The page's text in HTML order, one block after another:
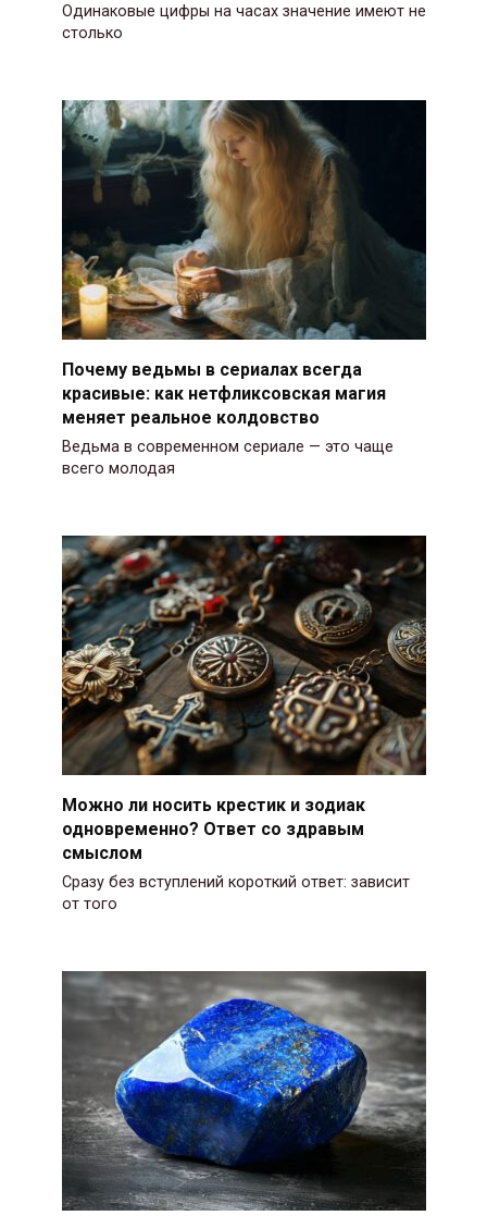
Одинаковые цифры на часах значение имеют не
столько
Почему ведьмы в сериалах всегда
красивые: как нетфликсовская магия
меняет реальное колдовство
Ведьма в современном сериале — это чаще
всего молодая
Можно ли носить крестик и зодиак
одновременно? Ответ со здравым
смыслом
Сразу без вступлений короткий ответ: зависит
от того